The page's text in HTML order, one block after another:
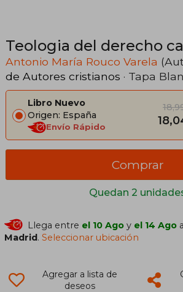
Teologia del derecho
Antonio María Rouco Varela
de Autores cristianos · Tapa
Libro Nuevo
Origen: España
Envío Rápido
Quedan 2
Comprar
Llega entre el 10 Ago y el 14 Ago a
Madrid .Seleccionar ubicación
Agregar a lista de
deseos